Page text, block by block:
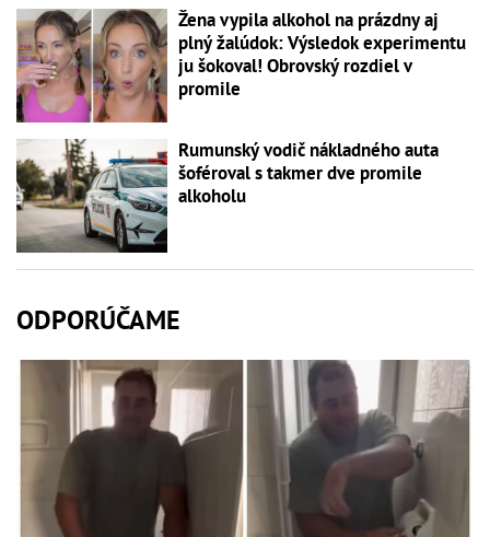
Žena vypila alkohol na prázdny aj
plný žalúdok: Výsledok experimentu
ju šokoval! Obrovský rozdiel v
promile
Rumunský vodič nákladného auta
šoféroval s takmer dve promile
alkoholu
ODPORÚČAME